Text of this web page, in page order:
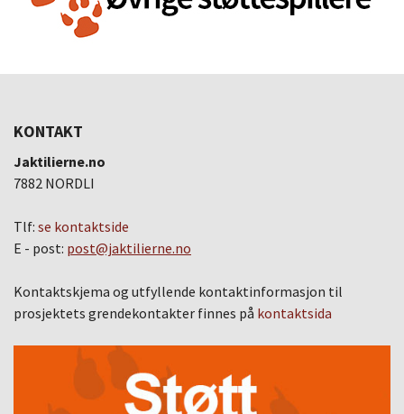
KONTAKT
Jaktilierne.no
7882 NORDLI
Tlf: se kontaktside
E - post: post@jaktilierne.no
Kontaktskjema og utfyllende kontaktinformasjon til
prosjektets grendekontakter finnes på kontaktsida